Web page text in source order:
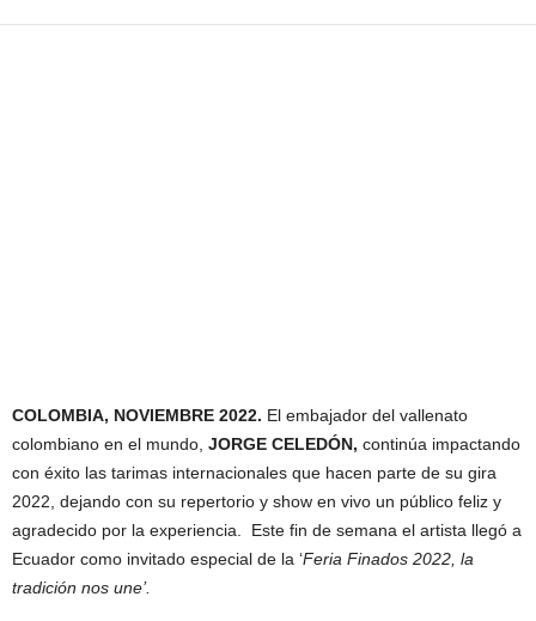
COLOMBIA, NOVIEMBRE 2022. El embajador del vallenato
colombiano en el mundo, JORGE CELEDÓN, continúa impactando
con éxito las tarimas internacionales que hacen parte de su gira
2022, dejando con su repertorio y show en vivo un público feliz y
agradecido por la experiencia. Este fin de semana el artista llegó a
Ecuador como invitado especial de la ‘Feria Finados 2022, la
tradición nos une’.